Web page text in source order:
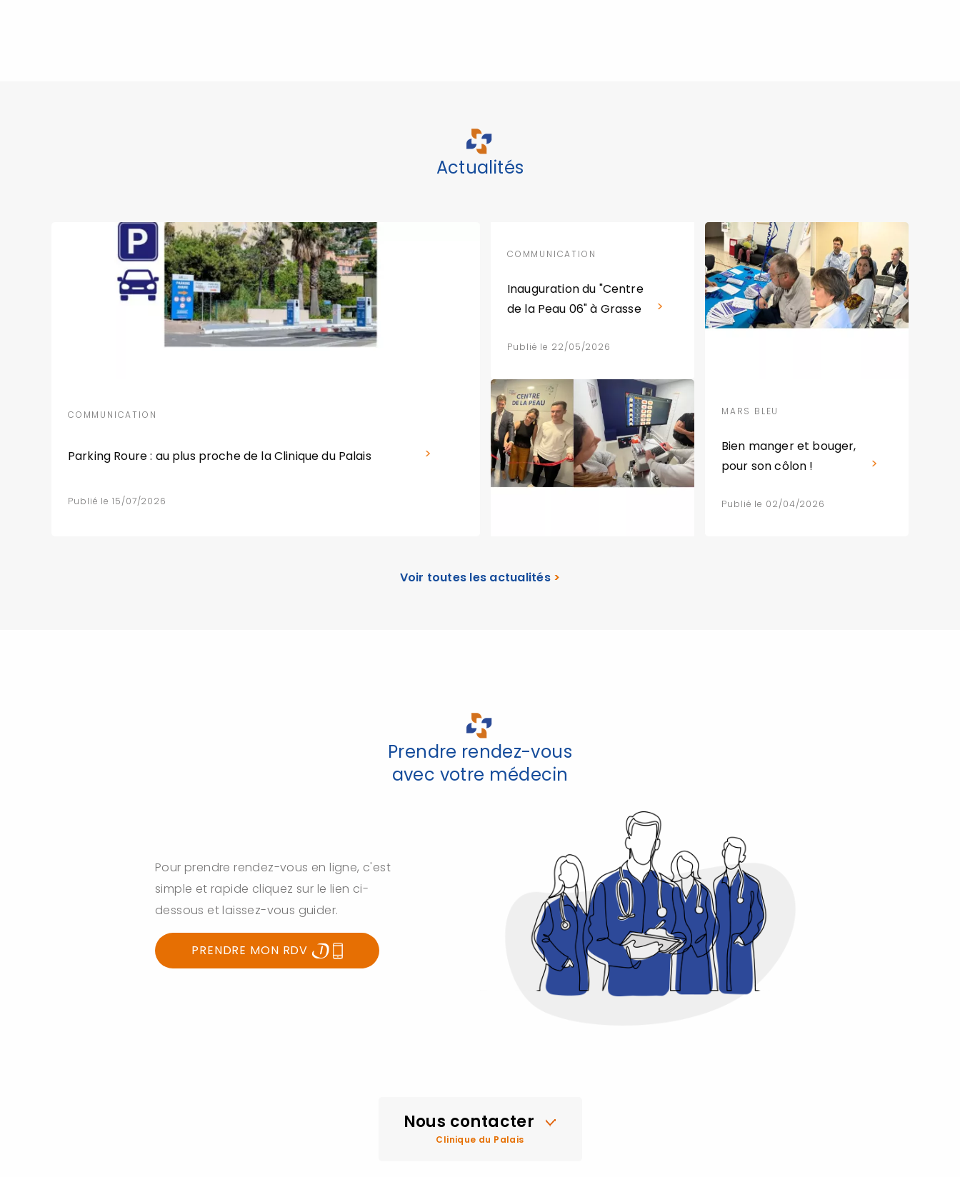
Actualités
COMMUNICATION
Parking Roure : au plus proche de la Clinique du Palais
Publié le 15/07/2026
COMMUNICATION
Inauguration du "Centre
de la Peau 06" à Grasse
Publié le 22/05/2026
MARS BLEU
Bien manger et bouger,
pour son côlon !
Publié le 02/04/2026
Voir toutes les actualités >
Prendre rendez-vous
avec votre médecin
Pour prendre rendez-vous en ligne, c'est
simple et rapide cliquez sur le lien ci-
dessous et laissez-vous guider.
PRENDRE MON RDV
Nous contacter
Clinique du Palais